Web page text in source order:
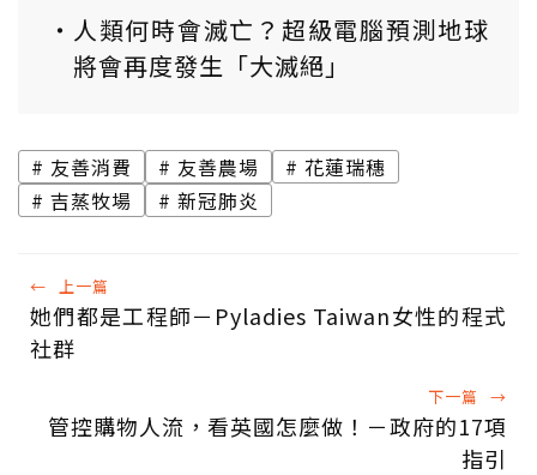
人類何時會滅亡？超級電腦預測地球
將會再度發生「大滅絕」
友善消費 友善農場
花蓮瑞穗
吉蒸牧場
新冠肺炎
← 上一篇
她們都是工程師－Pyladies Taiwan女性的程式
社群
下一篇 →
管控購物人流，看英國怎麼做！－政府的17項
指引